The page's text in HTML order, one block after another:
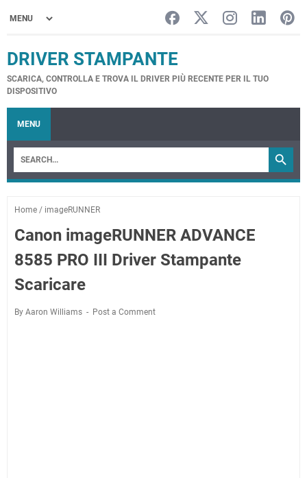
DRIVER STAMPANTE
SCARICA, CONTROLLA E TROVA IL DRIVER PIÙ RECENTE PER IL TUO
DISPOSITIVO
MENU
Home / imageRUNNER
Canon imageRUNNER ADVANCE
8585 PRO III Driver Stampante
Scaricare
By Aaron Williams Post a Comment